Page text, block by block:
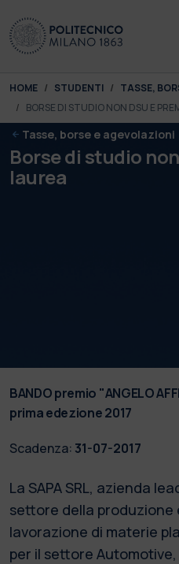
You are here:
HOME STUDENTI
TASSE,
BORSE DI STUDIO NON DSU E
Tasse, borse e agevolazioni
Borse di studio
laurea
BANDO premio "ANGELO
prima edezione 2017
Scadenza: 31-07-2017
La SAPA SRL, azienda
settore della produzione
lavorazione di materie
per il settore Automotive,